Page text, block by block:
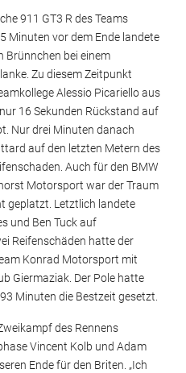
911 GT3 R des Teams
Minuten vor dem Ende landete
Brünnchen bei einem
Zu diesem Zeitpunkt
Alessio Picariello aus
16 Sekunden Rückstand auf
Nur drei Minuten danach
auf den letzten Metern des
Auch für den BMW
Motorsport war der Traum
geplatzt. Letztlich landete
und Ben Tuck auf
Reifenschäden hatte der
Konrad Motorsport mit
Giermaziak. Der Pole hatte
Minuten die Bestzeit gesetzt.
des Rennens
Vincent Kolb und Adam
Ende für den Briten. „Ich